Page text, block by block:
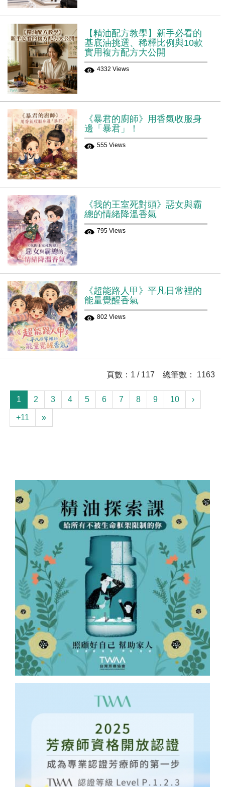
【精油配方教學】新手必看的
基底油挑選、稀釋比例與10款
實用複方配方大公開
4332 Views
《暴君的廚師》用香氣收服身
邊「暴君」！
555 Views
《我的王室死對頭》惡女與霸
總的情緒降溫香氣
795 Views
《超能路人甲》平凡日常裡的
能量覺醒香氣
802 Views
頁數：1 / 117 總筆數： 1163
1 2 3 4 5 6 7 8 9 10 ›
+11 »